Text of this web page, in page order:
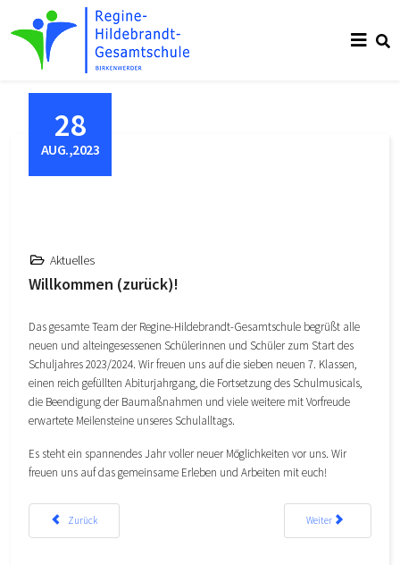
28
AUG.,2023
Aktuelles
Willkommen (zurück)!
Das gesamte Team der Regine-Hildebrandt-Gesamtschule begrüßt alle
neuen und alteingesessenen Schülerinnen und Schüler zum Start des
Schuljahres 2023/2024. Wir freuen uns auf die sieben neuen 7. Klassen,
einen reich gefüllten Abiturjahrgang, die Fortsetzung des Schulmusicals,
die Beendigung der Baumaßnahmen und viele weitere mit Vorfreude
erwartete Meilensteine unseres Schulalltags.
Es steht ein spannendes Jahr voller neuer Möglichkeiten vor uns. Wir
freuen uns auf das gemeinsame Erleben und Arbeiten mit euch!
Vorheriger Beitrag: Ein Sprung in die Zukunft: Kernsanierter Gebäudeteil wird frei
Zurück Nächster Beitrag:
Weiter